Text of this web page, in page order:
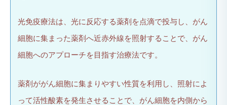
光免疫療法は、光に反応する薬剤を点滴で投与し、がん
細胞に集まった薬剤へ近赤外線を照射することで、がん
細胞へのアプローチを目指す治療法です。
薬剤ががん細胞に集まりやすい性質を利用し、照射によ
って活性酸素を発生させることで、がん細胞を内側から